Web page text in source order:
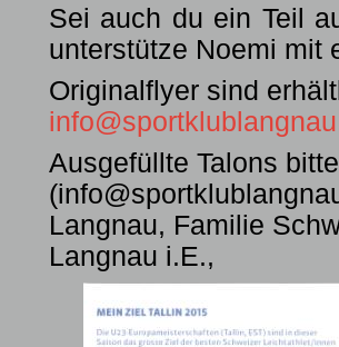
Sei auch du ein Teil
unterstütze Noemi mit
Originalflyer sind
Ausgefüllte Talons
Langnau, Familie
Langnau i.E.,